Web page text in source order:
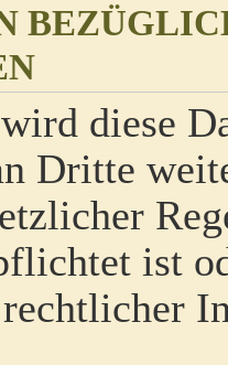
diese
Dritte
ist